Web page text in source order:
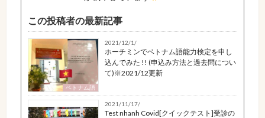
この投稿者の最新記事
ベトナム語
2021/12/1/
ホーチミンでベトナム語能力検定を申し
込んでみた !! (申込み方法と過去問につい
て)※2021/12更新
2021/11/17/
Test nhanh Covid[クイックテスト]受診の